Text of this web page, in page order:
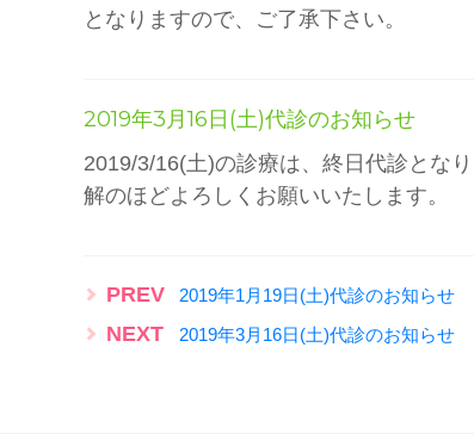
となりますので、ご了承下さい。
2019年3月16日(土)代診のお知らせ
2019/3/16(土)の診療は、終日代診と
解のほどよろしくお願いいたします。
PREV 2019年1月19日(土)代診のお知らせ
NEXT 2019年3月16日(土)代診のお知らせ